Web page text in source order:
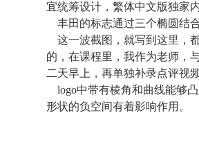
宜统筹设计，繁体中文版独家
丰田的标志通过三个椭圆结
这一波截图，就写到这里，
的，在课程里，我作为老师，
二天早上，再单独补录点评视
logo中带有棱角和曲线能够
形状的负空间有着影响作用。